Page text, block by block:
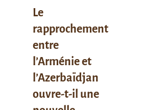
Le
rapprochement
entre
l’Arménie et
l’Azerbaïdjan
ouvre-t-il une